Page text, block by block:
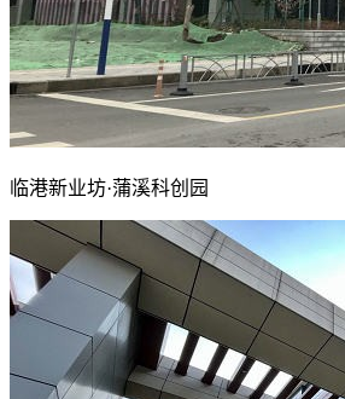
临港新业坊·蒲溪科创园